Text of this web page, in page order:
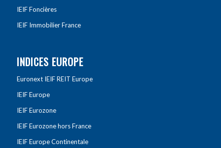
IEIF Foncières
IEIF Immobilier France
INDICES EUROPE
Euronext IEIF REIT Europe
IEIF Europe
IEIF Eurozone
IEIF Eurozone hors France
IEIF Europe Continentale